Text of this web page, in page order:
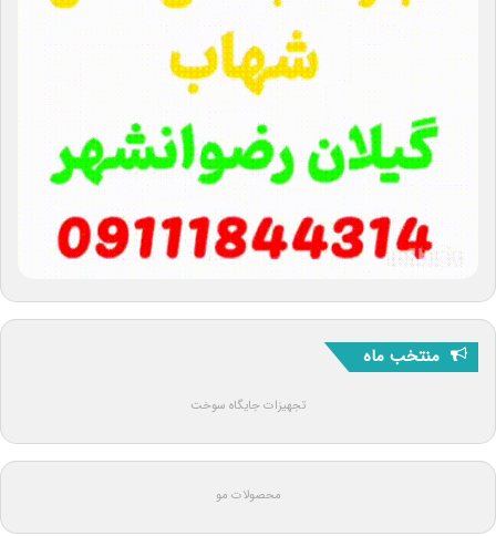
منتخب ماه
تجهیزات جایگاه سوخت
محصولات مو